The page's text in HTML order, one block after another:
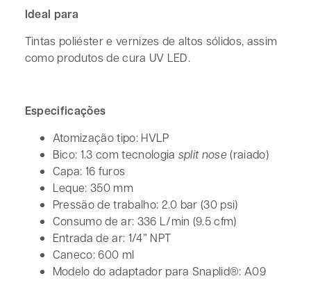
Ideal para
Tintas poliéster e vernizes de altos sólidos, assim
como produtos de cura UV LED.
Especificações
Atomização tipo: HVLP
Bico: 1.3 com tecnologia split nose(raiado)
Capa: 16 furos
Leque: 350 mm
Pressão de trabalho: 2.0 bar (30 psi)
Consumo de ar: 336 L/min (9.5 cfm)
Entrada de ar: 1/4” NPT
Caneco: 600 ml
Modelo do adaptador para Snaplid®: A09